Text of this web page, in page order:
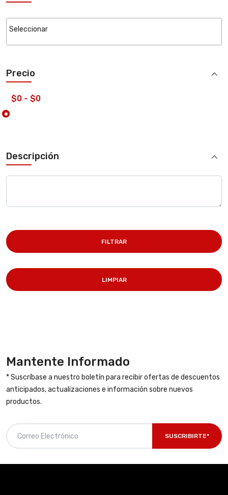
Precio
Descripción
FILTRAR
LIMPIAR
Mantente Informado
* Suscríbase a nuestro boletín para recibir ofertas de descuentos
anticipados, actualizaciones e información sobre nuevos
productos.
SUSCRIBIRTE*